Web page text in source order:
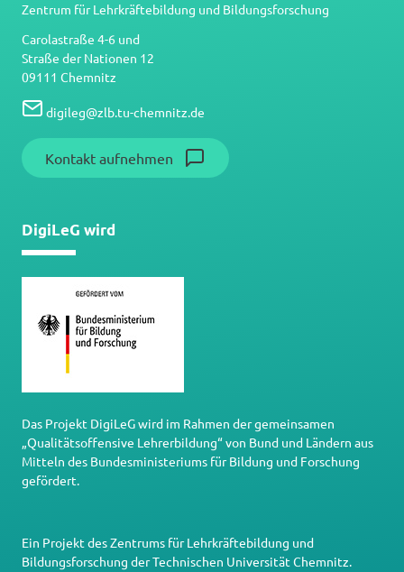
Zentrum für Lehrkräftebildung und Bildungsforschung
Carolastraße 4-6 und
Straße der Nationen 12
09111 Chemnitz
digileg@zlb.tu-chemnitz.de
Kontakt aufnehmen
DigiLeG wird
Das Projekt DigiLeG wird im Rahmen der gemeinsamen
„Qualitätsoffensive Lehrerbildung“ von Bund und Ländern aus
Mitteln des Bundesministeriums für Bildung und Forschung
gefördert.
Ein Projekt desZentrums für Lehrkräftebildung und
Bildungsforschung derTechnischen Universität Chemnitz.